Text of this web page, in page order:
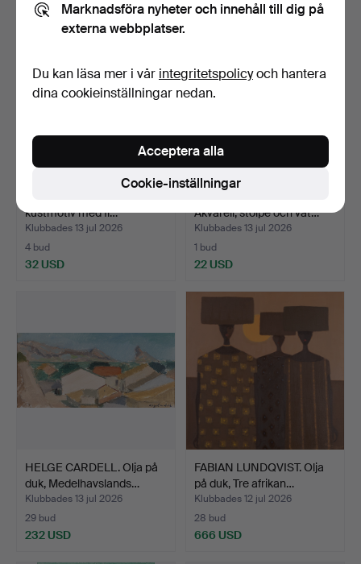
kustmotiv med fi…
Klubbades 13 jul 2026
4 bud
32 USD
Akvarell, stolpe och vat…
Klubbades 13 jul 2026
1 bud
22 USD
HELGE CARDELL. Olja på
duk, Medelhavslands…
Klubbades 13 jul 2026
29 bud
232 USD
FABIAN LUNDQVIST. Olja
på duk, Tre afrikan…
Klubbades 12 jul 2026
28 bud
666 USD
Marknadsföra nyheter och innehåll till dig på
externa webbplatser.
Du kan läsa mer i vår integritetspolicyoch hantera
dina cookieinställningar nedan.
Cookie-inställningar
Acceptera alla